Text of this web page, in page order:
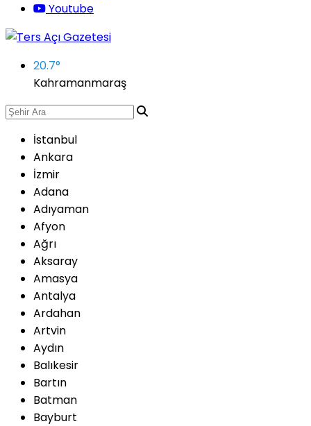
Youtube
20.7°
Kahramanmaraş
İstanbul
Ankara
İzmir
Adana
Adıyaman
Afyon
Ağrı
Aksaray
Amasya
Antalya
Ardahan
Artvin
Aydın
Balıkesir
Bartın
Batman
Bayburt